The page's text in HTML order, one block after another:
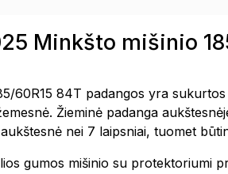
Minkšto mišinio
60R15 84T padangos yra
Žieminė padanga
nei 7 laipsniai, tuomet
gumos mišinio su protektoriumi